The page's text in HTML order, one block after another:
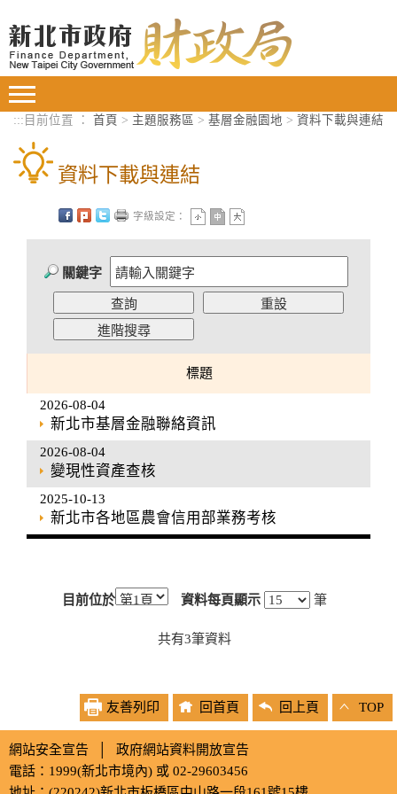
::: 目前位置 ： 首頁 > 主題服務區 > 基層金融園地 > 資料下載與連結
資料下載與連結
字級設定：
關鍵字
標題
新北市基層金融聯絡資訊
2026-08-04
變現性資產查核
2026-08-04
新北市各地區農會信用部業務考核
2025-10-13
目前位於 資料每頁顯示 筆
共有3筆資料
友善列印 回首頁 回上頁 TOP
網站安全宣告
政府網站資料開放宣告
電話：1999(新北市境內) 或 02-29603456